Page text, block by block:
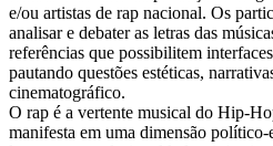
e/ou artistas de rap nacional. Os
analisar e debater as letras das
referências que possibilitem
pautando questões estéticas,
cinematográfico.
O rap é a vertente musical do Hip-
manifesta em uma dimensão político-